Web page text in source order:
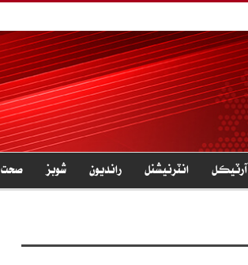
آرٽيڪل انٽرنيشنل رانديون شوبز صحت